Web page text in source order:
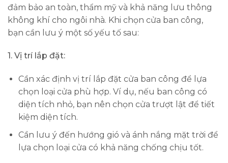
đảm bảo an toàn, thẩm mỹ và khả năng lưu thông
không khí cho ngôi nhà. Khi chọn cửa ban công,
bạn cần lưu ý một số yếu tố sau:
1. Vị trí lắp đặt:
Cần xác định vị trí lắp đặt cửa ban công để lựa
chọn loại cửa phù hợp. Ví dụ, nếu ban công có
diện tích nhỏ, bạn nên chọn cửa trượt lật để tiết
kiệm diện tích.
Cần lưu ý đến hướng gió và ánh nắng mặt trời để
lựa chọn loại cửa có khả năng chống chịu tốt.